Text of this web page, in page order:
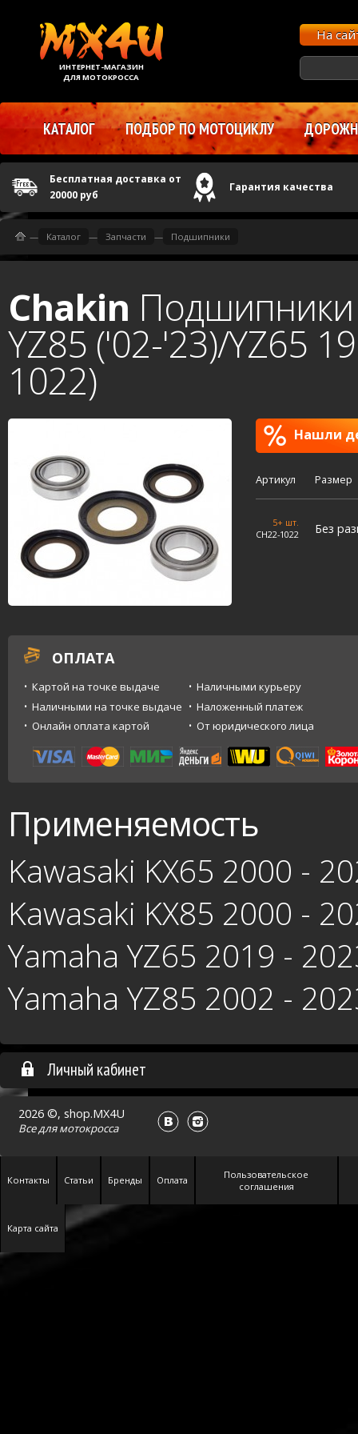
Chakin Подшипники
YZ85 ('02-'23)/YZ65
1022)
Нашли
Артикул Размер
5+ шт.
CH22-1022
Без
ОПЛАТА
Картой на точке выдаче
Наличными курьеру
Наличными на точке выдаче
Наложенный платеж
Онлайн оплата картой
От юридического лица
Применяемость
Kawasaki KX65 2000 -
Kawasaki KX85 2000 -
Yamaha YZ65 2019 -
Yamaha YZ85 2002 -
— Каталог — Запчасти — Подшипники
ИНТЕРНЕТ-МАГАЗИН
ДЛЯ МОТОКРОССА
На
КАТАЛОГ ПОДБОР ПО МОТОЦИКЛУ
Бесплатная доставка от
20000 руб
Гарантия качества
Личный кабинет
2026 ©, shop.MX4U
Все длямотокросса
Контакты Статьи Бренды Оплата
Пользовательское
соглашения
Карта сайта